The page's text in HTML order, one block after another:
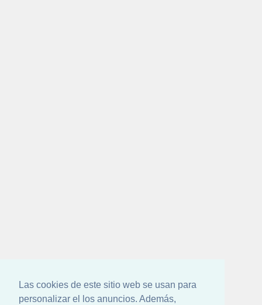
Las cookies de este sitio web se usan para
personalizar el los anuncios. Además,